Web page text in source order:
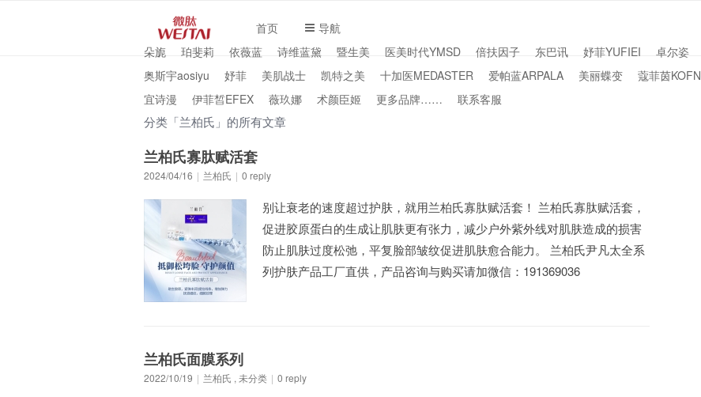
首页
导航
朵旎
珀斐莉 依薇蓝 诗维蓝黛 暨生美 医美时代YMSD 倍扶因子 东巴讯 妤菲YUFIEI 卓尔姿
奥斯宇aosiyu
妤菲 美肌战士 凯特之美 十加医MEDASTER 爱帕蓝ARPALA 美丽蝶变 蔻菲茵KOFN
宜诗漫
伊菲皙EFEX 薇玖娜 术颜臣姬 更多品牌…… 联系客服
分类「兰柏氏」的所有文章
兰柏氏寡肽赋活套
2024/04/16 | 兰柏氏 | 0 reply
别让衰老的速度超过护肤，就用兰柏氏寡肽赋活套！ 兰柏氏寡肽赋活套，
促进胶原蛋白的生成让肌肤更有张力，减少户外紫外线对肌肤造成的损害
防止肌肤过度松弛，平复脸部皱纹促进肌肤愈合能力。 兰柏氏尹凡太全系
列护肤产品工厂直供，产品咨询与购买请加微信：191369036
兰柏氏面膜系列
2022/10/19 | 兰柏氏 , 未分类 | 0 reply